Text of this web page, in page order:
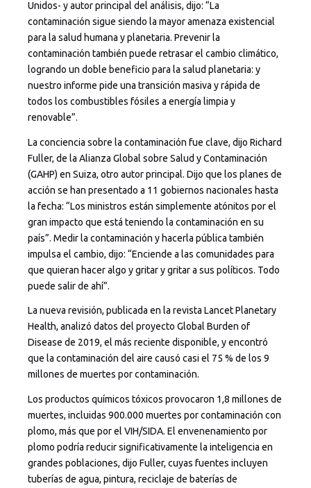
Unidos- y autor principal del análisis, dijo: “La
contaminación sigue siendo la mayor amenaza existencial
para la salud humana y planetaria. Prevenir la
contaminación también puede retrasar el cambio climático,
logrando un doble beneficio para la salud planetaria: y
nuestro informe pide una transición masiva y rápida de
todos los combustibles fósiles a energía limpia y
renovable”.
La conciencia sobre la contaminación fue clave, dijo Richard
Fuller, de la Alianza Global sobre Salud y Contaminación
(GAHP) en Suiza, otro autor principal. Dijo que los planes de
acción se han presentado a 11 gobiernos nacionales hasta
la fecha: “Los ministros están simplemente atónitos por el
gran impacto que está teniendo la contaminación en su
país”. Medir la contaminación y hacerla pública también
impulsa el cambio, dijo: “Enciende a las comunidades para
que quieran hacer algo y gritar y gritar a sus políticos. Todo
puede salir de ahí”.
La nueva revisión, publicada en la revista Lancet Planetary
Health, analizó datos del proyecto Global Burden of
Disease de 2019, el más reciente disponible, y encontró
que la contaminación del aire causó casi el 75 % de los 9
millones de muertes por contaminación.
Los productos químicos tóxicos provocaron 1,8 millones de
muertes, incluidas 900.000 muertes por contaminación con
plomo, más que por el VIH/SIDA. El envenenamiento por
plomo podría reducir significativamente la inteligencia en
grandes poblaciones, dijo Fuller, cuyas fuentes incluyen
tuberías de agua, pintura, reciclaje de baterías de